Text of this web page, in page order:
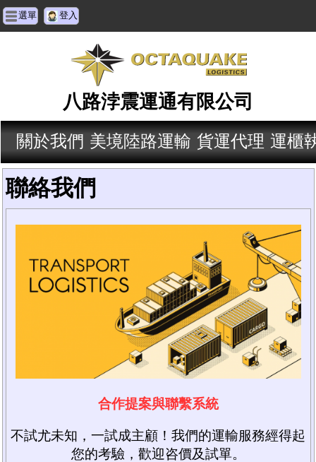
選單 登入
八路浡震運通有限公司
關於我們 美境陸路運輸 貨運代理 運櫃
聯絡我們
合作提案與聯繫系統
不試尤未知，一試成主顧！我們的運輸服務經得起
您的考驗，歡迎咨價及試單。